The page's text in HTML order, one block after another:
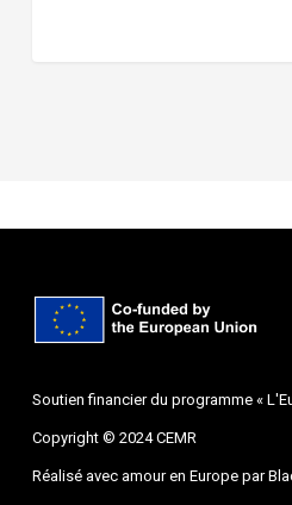
Soutien financier du programme «
Copyright © 2024 CEMR
Réalisé avec amour en Europe par